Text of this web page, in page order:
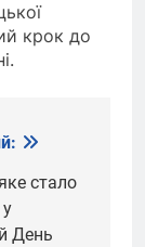
крок до
стало
у
День